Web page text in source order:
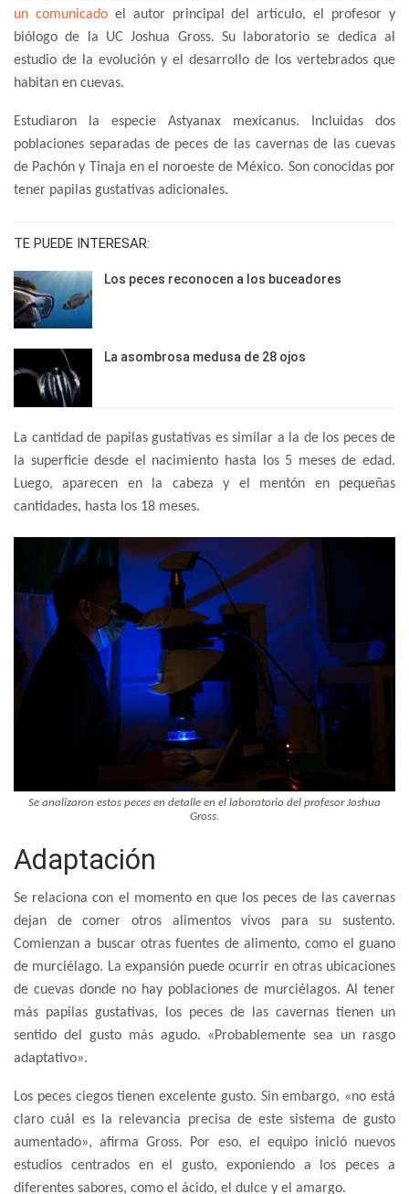
un comunicado el autor principal del artículo, el profesor y
biólogo de la UC Joshua Gross. Su laboratorio se dedica al
estudio de la evolución y el desarrollo de los vertebrados que
habitan en cuevas.
Estudiaron la especie Astyanax mexicanus. Incluidas dos
poblaciones separadas de peces de las cavernas de las cuevas
de Pachón y Tinaja en el noroeste de México. Son conocidas por
tener papilas gustativas adicionales.
TE PUEDE INTERESAR:
Los peces reconocen a los buceadores
La asombrosa medusa de 28 ojos
La cantidad de papilas gustativas es similar a la de los peces de
la superficie desde el nacimiento hasta los 5 meses de edad.
Luego, aparecen en la cabeza y el mentón en pequeñas
cantidades, hasta los 18 meses.
Se analizaron estos peces en detalle en el laboratorio del profesor Joshua
Gross.
Adaptación
Se relaciona con el momento en que los peces de las cavernas
dejan de comer otros alimentos vivos para su sustento.
Comienzan a buscar otras fuentes de alimento, como el guano
de murciélago. La expansión puede ocurrir en otras ubicaciones
de cuevas donde no hay poblaciones de murciélagos. Al tener
más papilas gustativas, los peces de las cavernas tienen un
sentido del gusto más agudo. «Probablemente sea un rasgo
adaptativo».
Los peces ciegos tienen excelente gusto. Sin embargo, «no está
claro cuál es la relevancia precisa de este sistema de gusto
aumentado», afirma Gross. Por eso, el equipo inició nuevos
estudios centrados en el gusto, exponiendo a los peces a
diferentes sabores, como el ácido, el dulce y el amargo.